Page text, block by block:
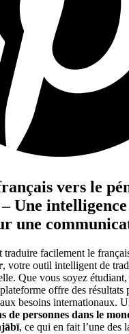
vers le
Une
une
traduire facilement le
, votre outil intelligent de
Que vous soyez
offre des résultats
besoins internationaux.
de personnes dans le
, ce qui en fait l’une des